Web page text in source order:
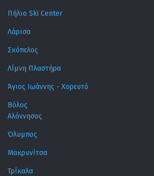
Πήλιο Ski Center
Λάρισα
Σκόπελος
Λίμνη Πλαστήρα
Άγιος Ιωάννης - Χορευτό
Βόλος
Αλόννησος
Όλυμπος
Μακρυνίτσα
Τρίκαλα